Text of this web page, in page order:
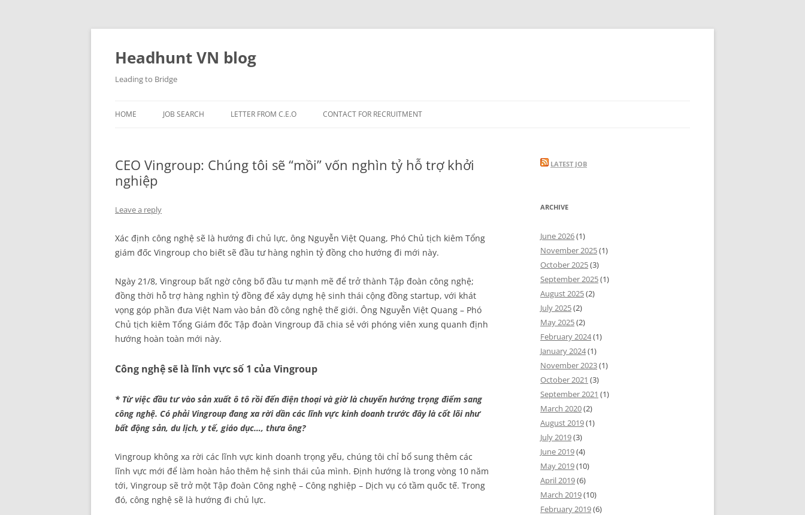
Skip
Headhunt VN blog
Leading to Bridge
HOME JOB SEARCH LETTER FROM C.E.O CONTACT FOR RECRUITMENT
CEO Vingroup: Chúng tôi sẽ “mồi” vốn nghìn tỷ hỗ trợ khởi
nghiệp
Leave a reply
Xác định công nghệ sẽ là hướng đi chủ lực, ông Nguyễn Việt Quang, Phó Chủ tịch kiêm Tổng
giám đốc Vingroup cho biết sẽ đầu tư hàng nghìn tỷ đồng cho hướng đi mới này.
Ngày 21/8, Vingroup bất ngờ công bố đầu tư mạnh mẽ để trở thành Tập đoàn công nghệ;
đồng thời hỗ trợ hàng nghìn tỷ đồng để xây dựng hệ sinh thái cộng đồng startup, với khát
vọng góp phần đưa Việt Nam vào bản đồ công nghệ thế giới. Ông Nguyễn Việt Quang – Phó
Chủ tịch kiêm Tổng Giám đốc Tập đoàn Vingroup đã chia sẻ với phóng viên xung quanh định
hướng hoàn toàn mới này.
Công nghệ sẽ là lĩnh vực số 1 của Vingroup
* Từ việc đầu tư vào sản xuất ô tô rồi đến điện thoại và giờ là chuyển hướng trọng điểm sang
công nghệ. Có phải Vingroup đang xa rời dần các lĩnh vực kinh doanh trước đây là cốt lõi như
bất động sản, du lịch, y tế, giáo dục…, thưa ông?
Vingroup không xa rời các lĩnh vực kinh doanh trọng yếu, chúng tôi chỉ bổ sung thêm các
lĩnh vực mới để làm hoàn hảo thêm hệ sinh thái của mình. Định hướng là trong vòng 10 năm
tới, Vingroup sẽ trở một Tập đoàn Công nghệ – Công nghiệp – Dịch vụ có tầm quốc tế. Trong
đó, công nghệ sẽ là hướng đi chủ lực.
LATEST JOB
ARCHIVE
June 2026(1)
November 2025(1)
October 2025(3)
September 2025(1)
August 2025(2)
July 2025(2)
May 2025(2)
February 2024(1)
January 2024(1)
November 2023(1)
October 2021 (3)
September 2021 (1)
March 2020(2)
August 2019(1)
July 2019(3)
June 2019(4)
May 2019(10)
April 2019(6)
March 2019(10)
February 2019(6)